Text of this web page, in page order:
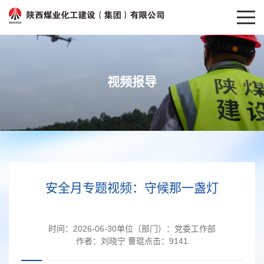
视频报导
安全月专题视频：守候那一盏灯
时间： 2026-06-30单位（部门）： 党委工作部
作者： 刘晓宁 曹琨点击： 9141